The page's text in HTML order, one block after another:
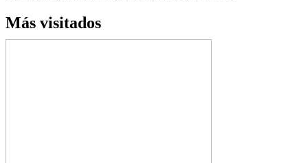
Más visitados